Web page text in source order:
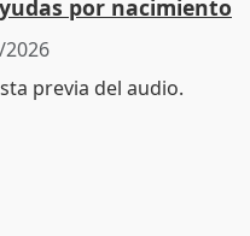
por nacimiento